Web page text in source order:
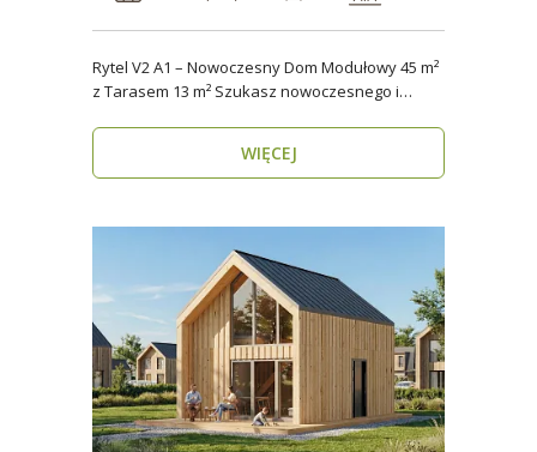
Rytel V2 A1 – Nowoczesny Dom Modułowy 45 m²
z Tarasem 13 m² Szukasz nowoczesnego i
WIĘCEJ